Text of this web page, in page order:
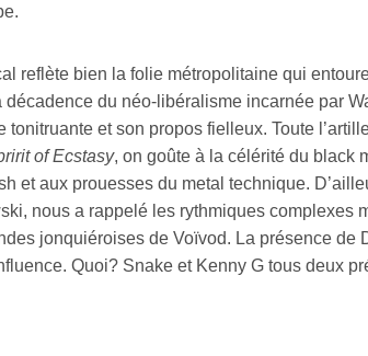
reflète bien la folie métropolitaine qui
du néo-libéralisme incarnée par
tonitruante et son propos fielleux. Toute
of Ecstasy, on goûte à la célérité du black
et aux prouesses du metal technique.
nous a rappelé les rythmiques complexes
jonquiéroises de Voïvod. La présence
Quoi? Snake et Kenny G tous deux